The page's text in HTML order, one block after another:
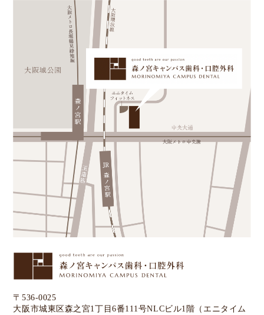
〒536-0025
大阪市城東区森之宮1丁目6番111号NLCビル1階 （エニタイム